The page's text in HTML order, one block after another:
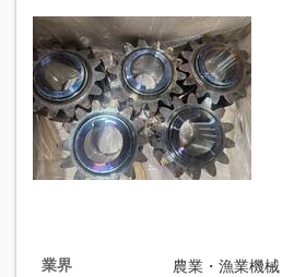
業界
農業・漁業機械